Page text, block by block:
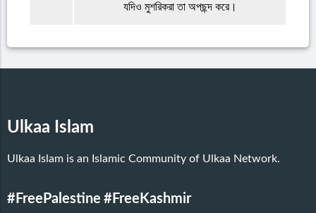
যদিও মুশরিকরা তা অপছন্দ করে।
Ulkaa Islam
Ulkaa Islam is an Islamic Community of Ulkaa Network.
#FreePalestine #FreeKashmir